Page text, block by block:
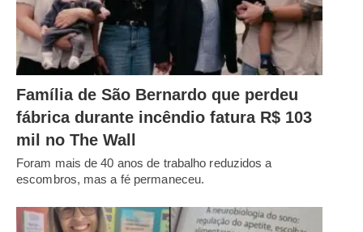
Família de São Bernardo que perdeu
fábrica durante incêndio fatura R$ 103
mil no The Wall
Foram mais de 40 anos de trabalho reduzidos a
escombros, mas a fé permaneceu.